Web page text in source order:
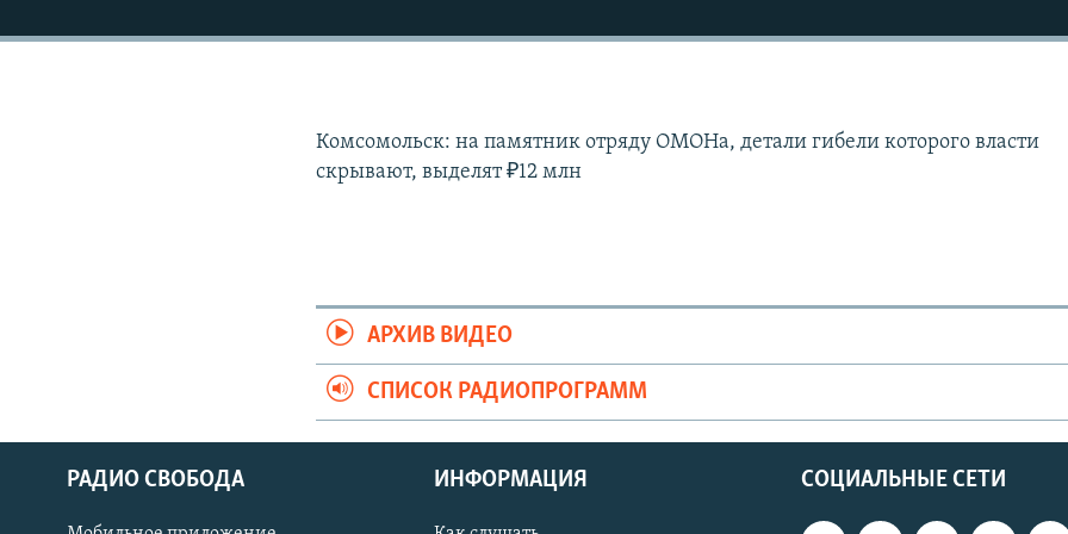
Auto 240p 360p
Комсомольск: на памятник отряду ОМОНа, детали гибели которого власти
скрывают, выделят ₽12 млн
АРХИВ ВИДЕО
СПИСОК РАДИОПРОГРАММ
СОЦИАЛЬНЫЕ СЕТИ
РАДИО СВОБОДА ИНФОРМАЦИЯ